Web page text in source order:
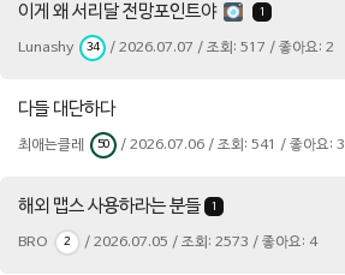
이게 왜 서리달 전망포인트야 1
Lunashy 34 / 2026.07.07 / 조회: 517 / 좋아요: 2
다들 대단하다
최애는클레 50 / 2026.07.06 / 조회: 541 / 좋아요: 3
해외 맵스 사용하라는 분들 1
BRO 2 / 2026.07.05 / 조회: 2573 / 좋아요: 4